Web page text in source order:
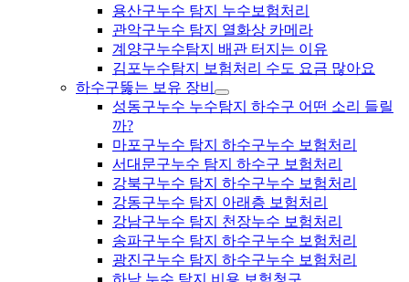
용산구누수 탐지 누수보험처리
관악구누수 탐지 열화상 카메라
계양구누수탐지 배관 터지는 이유
김포누수탐지 보험처리 수도 요금 많아요
하수구뚫는 보유 장비
성동구누수 누수탐지 하수구 어떤 소리 들릴
까?
마포구누수 탐지 하수구누수 보험처리
서대문구누수 탐지 하수구 보험처리
강북구누수 탐지 하수구누수 보험처리
강동구누수 탐지 아래층 보험처리
강남구누수 탐지 천장누수 보험처리
송파구누수 탐지 하수구누수 보험처리
광진구누수 탐지 하수구누수 보험처리
하남 누수 탐지 비용 보험청구